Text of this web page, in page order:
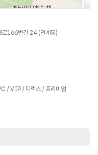
로166번길 24 (인계동)
/ VIP / 디럭스 / 프리미엄